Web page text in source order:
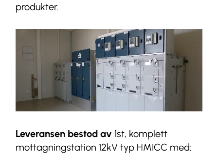
produkter.
Leveransen bestod av 1st, komplett
mottagningstation 12kV typ HMICC med: